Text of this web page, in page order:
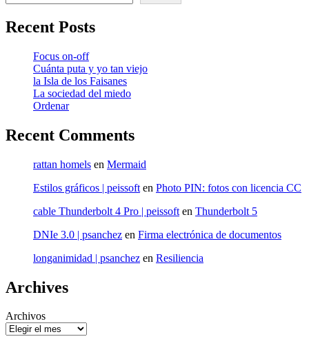
Recent Posts
Focus on-off
Cuánta puta y yo tan viejo
la Isla de los Faisanes
La sociedad del miedo
Ordenar
Recent Comments
rattan homels en Mermaid
Estilos gráficos | peissoft en Photo PIN: fotos con licencia CC
cable Thunderbolt 4 Pro | peissoft en Thunderbolt 5
DNIe 3.0 | psanchez en Firma electrónica de documentos
longanimidad | psanchez en Resiliencia
Archives
Archivos